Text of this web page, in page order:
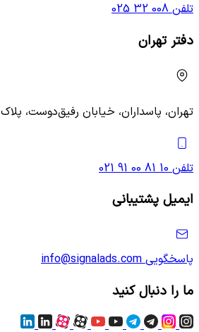
تلفن 025 32 008
دفتر تهران
تهران، پاسداران، خیابان رفیق‌دوست، پلاک ۴۲، ساختمان سیگنال
تلفن 021 91 00 81 10
ایمیل پشتیبانی
پاسخگویی info@signalads.com
ما را دنبال کنید